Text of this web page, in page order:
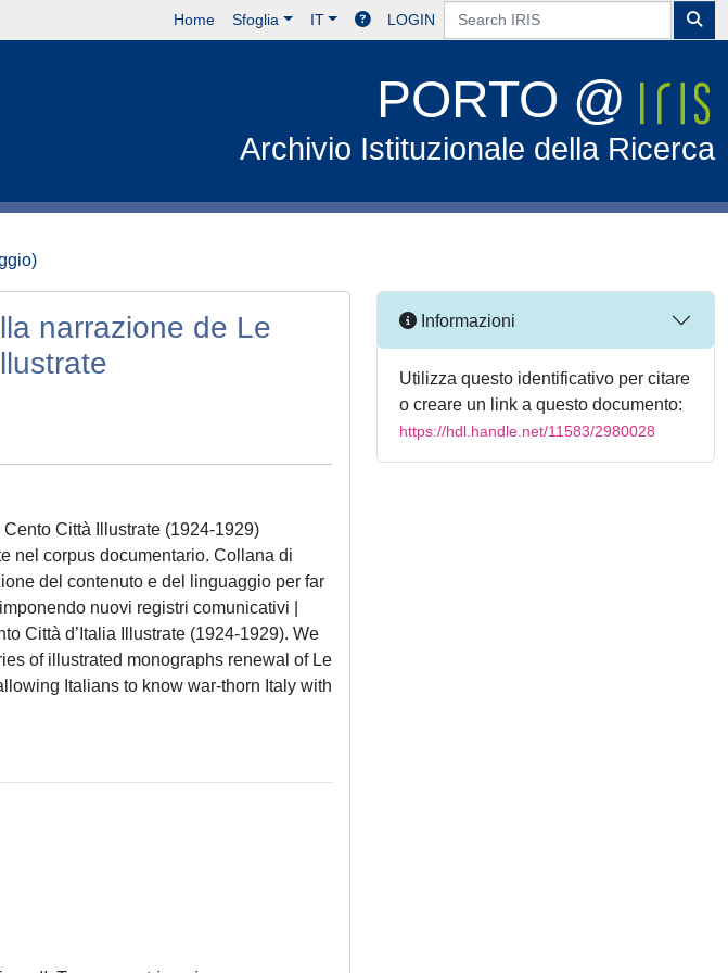
Home Sfoglia IT LOGIN
PORTO @
Archivio Istituzionale della Ricerca
narrazione de Le
Città Illustrate (1924-1929)
nel corpus documentario. Collana di
del contenuto e del linguaggio per far
nuovi registri comunicativi |
Città d’Italia Illustrate (1924-1929). We
of illustrated monographs renewal of Le
Italians to know war-thorn Italy with
Informazioni
Utilizza questo identificativo per citare
o creare un link a questo documento:
https://hdl.handle.net/11583/2980028